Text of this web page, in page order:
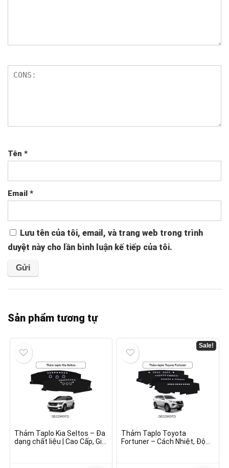
Tên *
Email *
Lưu tên của tôi, email, và trang web trong trình
duyệt này cho lần bình luận kế tiếp của tôi.
Sản phẩm tương tự
Thảm Taplo Kia Seltos – Đa
dạng chất liệu | Cao Cấp, Giá
Sale!
Thảm Taplo Toyota
Fortuner – Cách Nhiệt, Độ